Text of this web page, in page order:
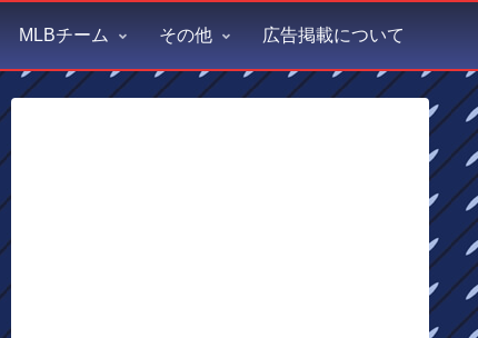
MLBチーム その他 広告掲載について